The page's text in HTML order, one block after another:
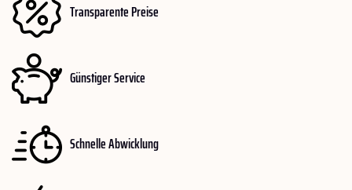
Transparente Preise
Günstiger Service
Schnelle Abwicklung